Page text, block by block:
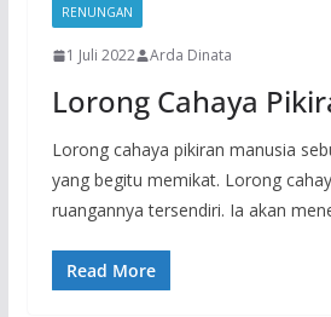
RENUNGAN
1 Juli 2022 Arda Dinata
Lorong Cahaya
Lorong cahaya pikiran manusia
yang begitu memikat. Lorong
ruangannya tersendiri. Ia akan
Read More